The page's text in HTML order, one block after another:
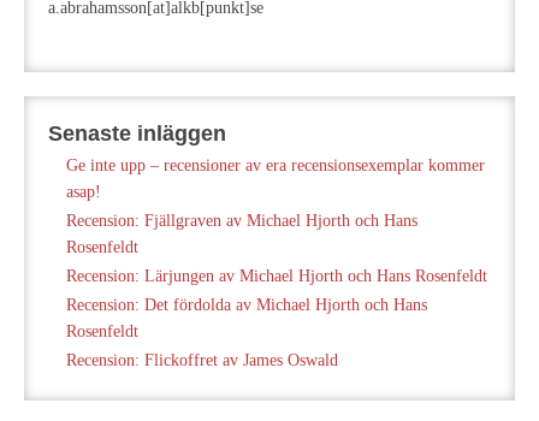
a.abrahamsson[at]alkb[punkt]se
Senaste inläggen
Ge inte upp – recensioner av era recensionsexemplar kommer
asap!
Recension: Fjällgraven av Michael Hjorth och Hans
Rosenfeldt
Recension: Lärjungen av Michael Hjorth och Hans Rosenfeldt
Recension: Det fördolda av Michael Hjorth och Hans
Rosenfeldt
Recension: Flickoffret av James Oswald